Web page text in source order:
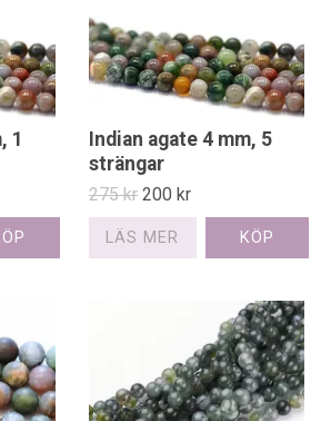
1
Indian agate 4 mm, 5
strängar
275 kr 200 kr
LÄS MER